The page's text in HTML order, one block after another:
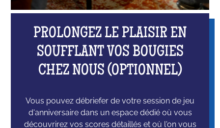
PROLONGEZ LE PLAISIR EN
SOUFFLANT VOS BOUGIES
CHEZ NOUS (OPTIONNEL)
Vous pouvez débriefer de votre session de jeu
d'anniversaire dans un espace dédié où vous
découvrirez vos scores détaillés et où l'on vous